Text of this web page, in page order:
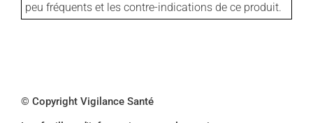
peu fréquents et les contre-indications de ce produit.
© Copyright Vigilance Santé